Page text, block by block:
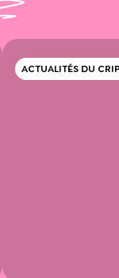
ACTUALITÉS DU